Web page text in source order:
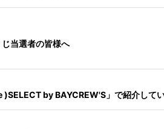
当選者の皆様へ
)SELECT by BAYCREW'S」で紹介して